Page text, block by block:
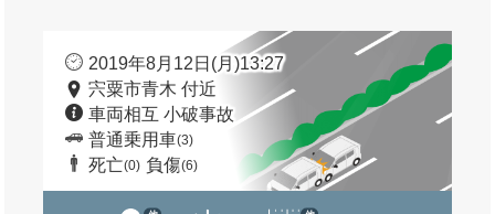
2019年8月12日(月)13:27
宍粟市青木 付近
車両相互 小破事故
普通乗用車(3)
死亡(0) 負傷(6)